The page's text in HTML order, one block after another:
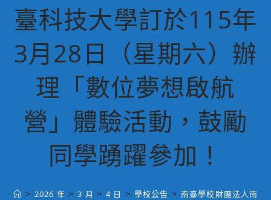
臺科技大學訂於115年
3月28日（星期六）辦
理「數位夢想啟航
營」體驗活動，鼓勵
同學踴躍參加！
> 2026 年 > 3 月 > 4 日 > 學校公告 > 南臺學校財團法人南臺